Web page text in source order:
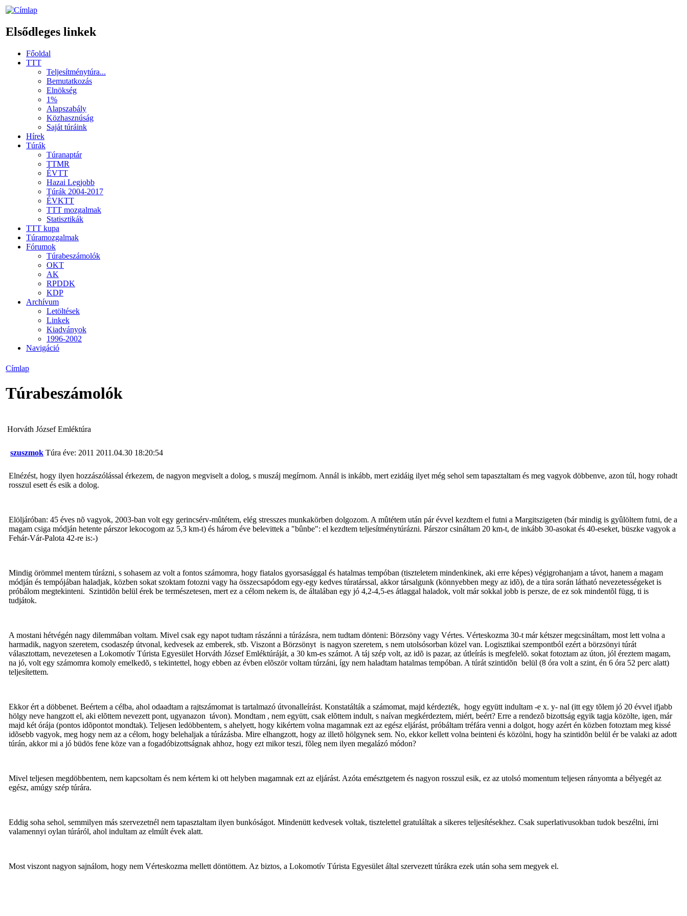
Elsődleges linkek
Főoldal
TTT
Teljesítménytúra...
Bemutatkozás
Elnökség
1%
Alapszabály
Közhasznúság
Saját túráink
Hírek
Túrák
Túranaptár
TTMR
ÉVTT
Hazai Legjobb
Túrák 2004-2017
ÉVKTT
TTT mozgalmak
Statisztikák
TTT kupa
Túramozgalmak
Fórumok
Túrabeszámolók
OKT
AK
RPDDK
KDP
Archívum
Letöltések
Linkek
Kiadványok
1996-2002
Navigáció
Címlap
Túrabeszámolók
Horváth József Emléktúra
szuszmok Túra éve: 2011 2011.04.30 18:20:54
Elnézést, hogy ilyen hozzászólással érkezem, de nagyon megviselt a dolog, s muszáj megírnom. Annál is inkább, mert ezidáig ilyet még sehol sem tapasztaltam és meg vagyok döbbenve, azon túl, hogy rohadt
rosszul esett és esik a dolog.
Elöljáróban: 45 éves nõ vagyok, 2003-ban volt egy gerincsérv-mûtétem, elég stresszes munkakörben dolgozom. A mûtétem után pár évvel kezdtem el futni a Margitszigeten (bár mindig is gyûlöltem futni, de a
magam csiga módján hetente párszor lekocogom az 5,3 km-t) és három éve belevittek a "bûnbe": el kezdtem teljesítménytúrázni. Párszor csináltam 20 km-t, de inkább 30-asokat és 40-eseket, büszke vagyok a
Fehár-Vár-Palota 42-re is:-)
Mindig örömmel mentem túrázni, s sohasem az volt a fontos számomra, hogy fiatalos gyorsasággal és hatalmas tempóban (tiszteletem mindenkinek, aki erre képes) végigrohanjam a távot, hanem a magam
módján és tempójában haladjak, közben sokat szoktam fotozni vagy ha összecsapódom egy-egy kedves túratárssal, akkor társalgunk (könnyebben megy az idõ), de a túra során látható nevezetességeket is
próbálom megtekinteni. Szintidõn belül érek be természetesen, mert ez a célom nekem is, de általában egy jó 4,2-4,5-es átlaggal haladok, volt már sokkal jobb is persze, de ez sok mindentõl függ, ti is
tudjátok.
A mostani hétvégén nagy dilemmában voltam. Mivel csak egy napot tudtam rászánni a túrázásra, nem tudtam dönteni: Börzsöny vagy Vértes. Vérteskozma 30-t már kétszer megcsináltam, most lett volna a
harmadik, nagyon szeretem, csodaszép útvonal, kedvesek az emberek, stb. Viszont a Börzsönyt is nagyon szeretem, s nem utolsósorban közel van. Logisztikai szempontból ezért a börzsönyi túrát
választottam, nevezetesen a Lokomotív Túrista Egyesület Horváth József Emléktúráját, a 30 km-es számot. A táj szép volt, az idõ is pazar, az útleírás is megfelelõ. sokat fotoztam az úton, jól éreztem magam,
na jó, volt egy számomra komoly emelkedõ, s tekintettel, hogy ebben az évben elõször voltam túrzáni, így nem haladtam hatalmas tempóban. A túrát szintidõn belül (8 óra volt a szint, én 6 óra 52 perc alatt)
teljesítettem.
Ekkor ért a döbbenet. Beértem a célba, ahol odaadtam a rajtszámomat is tartalmazó útvonalleírást. Konstatálták a számomat, majd kérdezték, hogy együtt indultam -e x. y- nal (itt egy tõlem jó 20 évvel ifjabb
hölgy neve hangzott el, aki elõttem nevezett pont, ugyanazon távon). Mondtam , nem együtt, csak elõttem indult, s naívan megkérdeztem, miért, beért? Erre a rendezõ bizottság egyik tagja közölte, igen, már
majd két órája (pontos idõpontot mondtak). Teljesen ledöbbentem, s ahelyett, hogy kikértem volna magamnak ezt az egész eljárást, próbáltam tréfára venni a dolgot, hogy azért én közben fotoztam meg kissé
idõsebb vagyok, meg hogy nem az a célom, hogy belehaljak a túrázásba. Mire elhangzott, hogy az illetõ hölgynek sem. No, ekkor kellett volna beinteni és közölni, hogy ha szintidõn belül ér be valaki az adott
túrán, akkor mi a jó büdös fene köze van a fogadóbizottságnak ahhoz, hogy ezt mikor teszi, fõleg nem ilyen megalázó módon?
Mivel teljesen megdöbbentem, nem kapcsoltam és nem kértem ki ott helyben magamnak ezt az eljárást. Azóta emésztgetem és nagyon rosszul esik, ez az utolsó momentum teljesen rányomta a bélyegét az
egész, amúgy szép túrára.
Eddig soha sehol, semmilyen más szervezetnél nem tapasztaltam ilyen bunkóságot. Mindenütt kedvesek voltak, tisztelettel gratuláltak a sikeres teljesítésekhez. Csak superlativusokban tudok beszélni, írni
valamennyi oylan túráról, ahol indultam az elmúlt évek alatt.
Most viszont nagyon sajnálom, hogy nem Vérteskozma mellett döntöttem. Az biztos, a Lokomotív Túrista Egyesület által szervezett túrákra ezek után soha sem megyek el.